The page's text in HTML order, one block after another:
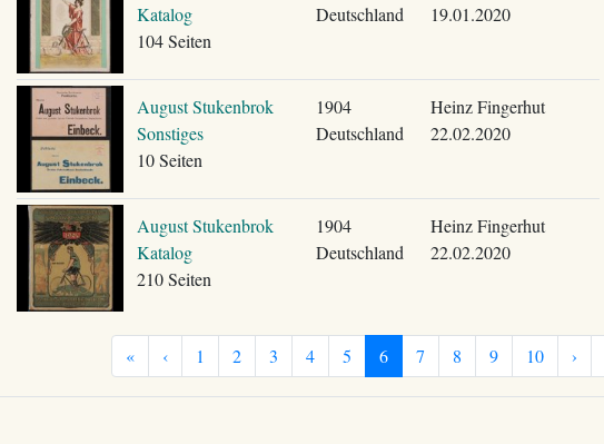
Katalog
104 Seiten
Deutschland
19.01.2020
August Stukenbrok
Sonstiges
10 Seiten
1904
Deutschland
Heinz Fingerhut
22.02.2020
August Stukenbrok
Katalog
210 Seiten
1904
Deutschland
Heinz Fingerhut
22.02.2020
« ‹ 1 2 3 4 5 6 7 8 9 10 ›